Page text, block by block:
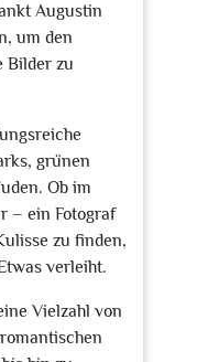
Augustin
um den
Bilder zu
grünen
Ob im
– ein Fotograf
zu finden,
verleiht.
Vielzahl von